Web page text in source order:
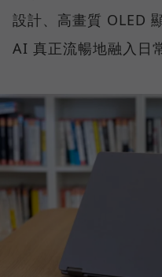
設計、高畫質 OLED
AI 真正流暢地融入日